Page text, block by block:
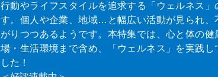
行動やライフスタイルを追求する「ウェルネス」
す。個人や企業、地域…と幅広い活動が見られ、
がりつつあるようです。本特集では、心と体の
場・生活環境まで含め、「ウェルネス」を実践し
した！